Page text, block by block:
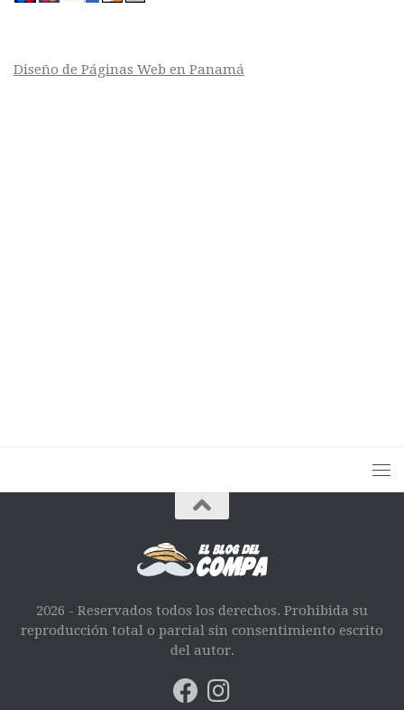
Diseño de Páginas Web en Panamá
2026 - Reservados todos los derechos. Prohibida su
reproducción total o parcial sin consentimiento escrito
del autor.